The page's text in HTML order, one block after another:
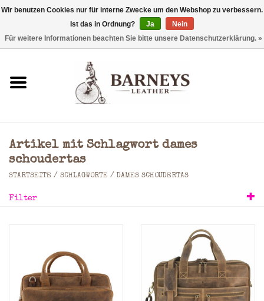
0 Artikel - €0,00
Geldbörse
Rucksäcke
Accessoires
Marken
Artikel mit Schlagwort dames
schoudertas
STARTSEITE / SCHLAGWORTE / DAMES SCHOUDERTAS
Filter
Wir benutzen Cookies nur für interne Zwecke um den Webshop zu verbessern.
Ist das in Ordnung?
Ja
Nein
Für weitere Informationen beachten Sie bitte unsere Datenschutzerklärung. »